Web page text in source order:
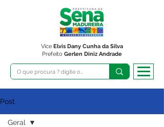
Prefeito Gerlen Diniz Andrade
Vice Elvis Dany Cunha da Silva
Post
Geral